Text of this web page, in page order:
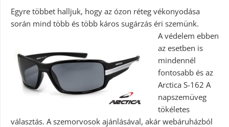
Egyre többet halljuk, hogy az ózon réteg vékonyodása
során mind több és több káros sugárzás éri szemünk.
A védelem ebben
az esetben is
mindennél
fontosabb és az
Arctica S-162 A
napszemüveg
tökéletes
választás. A szemorvosok ajánlásával, akár webáruházból